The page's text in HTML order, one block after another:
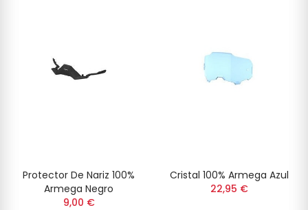
Protector De Nariz 100%
Armega Negro
9,00 €
Cristal 100% Armega Azul
22,95 €